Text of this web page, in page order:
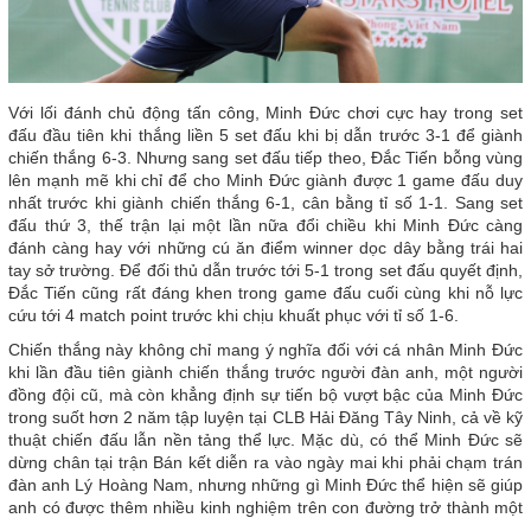
Với lối đánh chủ động tấn công, Minh Đức chơi cực hay trong set
đấu đầu tiên khi thắng liền 5 set đấu khi bị dẫn trước 3-1 để giành
chiến thắng 6-3. Nhưng sang set đấu tiếp theo, Đắc Tiến bỗng vùng
lên mạnh mẽ khi chỉ để cho Minh Đức giành được 1 game đấu duy
nhất trước khi giành chiến thắng 6-1, cân bằng tỉ số 1-1. Sang set
đấu thứ 3, thế trận lại một lần nữa đổi chiều khi Minh Đức càng
đánh càng hay với những cú ăn điểm winner dọc dây bằng trái hai
tay sở trường. Để đối thủ dẫn trước tới 5-1 trong set đấu quyết định,
Đắc Tiến cũng rất đáng khen trong game đấu cuối cùng khi nỗ lực
cứu tới 4 match point trước khi chịu khuất phục với tỉ số 1-6.
Chiến thắng này không chỉ mang ý nghĩa đối với cá nhân Minh Đức
khi lần đầu tiên giành chiến thắng trước người đàn anh, một người
đồng đội cũ, mà còn khẳng định sự tiến bộ vượt bậc của Minh Đức
trong suốt hơn 2 năm tập luyện tại CLB Hải Đăng Tây Ninh, cả về kỹ
thuật chiến đấu lẫn nền tảng thể lực. Mặc dù, có thể Minh Đức sẽ
dừng chân tại trận Bán kết diễn ra vào ngày mai khi phải chạm trán
đàn anh Lý Hoàng Nam, nhưng những gì Minh Đức thể hiện sẽ giúp
anh có được thêm nhiều kinh nghiệm trên con đường trở thành một